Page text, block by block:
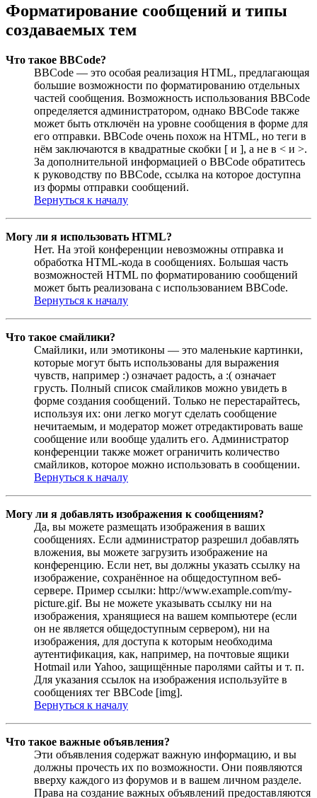
Форматирование сообщений и типы
создаваемых тем
Что такое BBCode?
BBCode — это особая реализация HTML, предлагающая
большие возможности по форматированию отдельных
частей сообщения. Возможность использования BBCode
определяется администратором, однако BBCode также
может быть отключён на уровне сообщения в форме для
его отправки. BBCode очень похож на HTML, но теги в
нём заключаются в квадратные скобки [ и ], а не в < и >.
За дополнительной информацией о BBCode обратитесь
к руководству по BBCode, ссылка на которое доступна
из формы отправки сообщений.
Вернуться к началу
Могу ли я использовать HTML?
Нет. На этой конференции невозможны отправка и
обработка HTML-кода в сообщениях. Большая часть
возможностей HTML по форматированию сообщений
может быть реализована с использованием BBCode.
Вернуться к началу
Что такое смайлики?
Смайлики, или эмотиконы — это маленькие картинки,
которые могут быть использованы для выражения
чувств, например :) означает радость, а :( означает
грусть. Полный список смайликов можно увидеть в
форме создания сообщений. Только не перестарайтесь,
используя их: они легко могут сделать сообщение
нечитаемым, и модератор может отредактировать ваше
сообщение или вообще удалить его. Администратор
конференции также может ограничить количество
смайликов, которое можно использовать в сообщении.
Вернуться к началу
Могу ли я добавлять изображения к сообщениям?
Да, вы можете размещать изображения в ваших
сообщениях. Если администратор разрешил добавлять
вложения, вы можете загрузить изображение на
конференцию. Если нет, вы должны указать ссылку на
изображение, сохранённое на общедоступном веб-
сервере. Пример ссылки: http://www.example.com/my-
picture.gif. Вы не можете указывать ссылку ни на
изображения, хранящиеся на вашем компьютере (если
он не является общедоступным сервером), ни на
изображения, для доступа к которым необходима
аутентификация, как, например, на почтовые ящики
Hotmail или Yahoo, защищённые паролями сайты и т. п.
Для указания ссылок на изображения используйте в
сообщениях тег BBCode [img].
Вернуться к началу
Что такое важные объявления?
Эти объявления содержат важную информацию, и вы
должны прочесть их по возможности. Они появляются
вверху каждого из форумов и в вашем личном разделе.
Права на создание важных объявлений предоставляются